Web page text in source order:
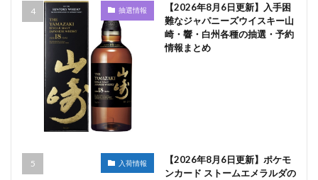
抽選情報
【2026年8月6日更新】入手困
難なジャパニーズウイスキー山
崎・響・白州各種の抽選・予約
情報まとめ
入荷情報
【2026年8月6日更新】ポケモ
ンカード ストームエメラルダの